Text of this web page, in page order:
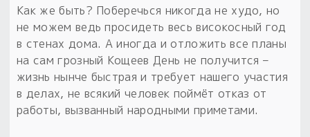
на заказ от 4 тыс. руб. со скидкой
Оберег в подарок
к заказу от 3 тыс. руб.
Как же быть? Поберечься никогда не худо, но
не можем ведь просидеть весь високосный год
в стенах дома. А иногда и отложить все планы
на сам грозный Кощеев День не получится –
жизнь нынче быстрая и требует нашего участия
в делах, не всякий человек поймёт отказ от
работы, вызванный народными приметами.